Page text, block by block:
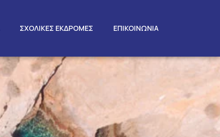
ΣΧΟΛΙΚΕΣ ΕΚΔΡΟΜΕΣ ΕΠΙΚΟΙΝΩΝΙΑ